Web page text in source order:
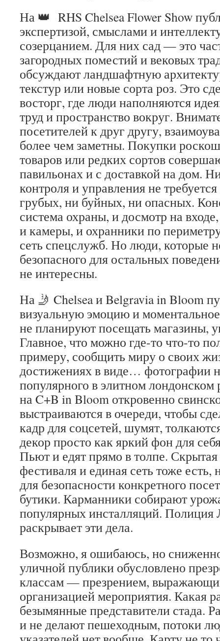
На 👑 RHS Chelsea Flower Show
экспертизой, смыслами и
созерцанием. Для них сад — это
загородных поместий и вековых
обсуждают ландшафтную
текстур или новые сорта роз. Это
восторг, где люди наполняются
труд и пространство вокруг.
посетителей к друг другу,
более чем заметны. Покупки
товаров или редких сортов
павильонах и с доставкой на дом.
контроля и управления не
грубых, ни буйных, ни опасных.
система охраны, и досмотр на
и камеры, и охранники по
сеть спецслужб. Но люди, которые
безопасного для остальных
не интересны.
На 🤳 Chelsea и Belgravia in Bloom
визуальную эмоцию и
не планируют посещать магазины,
Главное, что можно где-то что-то
примеру, сообщить миру о своих
достижениях в виде… фотографии
популярного в элитном
на C+B in Bloom откровенно
выстраиваются в очереди, чтобы
кадр для соцсетей, шумят,
декор просто как яркий фон для
Пьют и едят прямо в толпе.
фестиваля и единая сеть тоже
для безопасности конкретного
бутики. Карманники собирают
популярных инсталляций. Полиция
раскрывает эти дела.
Возможно, я ошибаюсь, но
уличной публики обусловлено
классам — презрением,
организацией мероприятия. Какая
безымянные представители стада.
и не делают пешеходным, потоки